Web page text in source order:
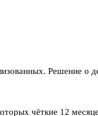
Решение
чёткие 12